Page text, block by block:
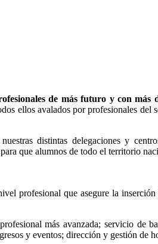
de más futuro y con
ellos avalados por profesionales del
distintas delegaciones y
que alumnos de todo el territorio
profesional que asegure la inserción
más avanzada; servicio de
y eventos; dirección y gestión de